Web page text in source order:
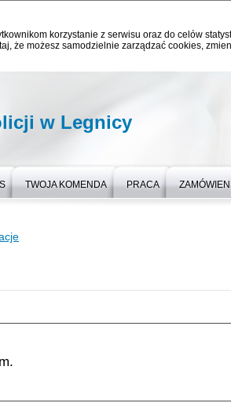
korzystanie z serwisu oraz do celów
że możesz samodzielnie zarządzać cookies,
w Legnicy
TWOJA KOMENDA PRACA